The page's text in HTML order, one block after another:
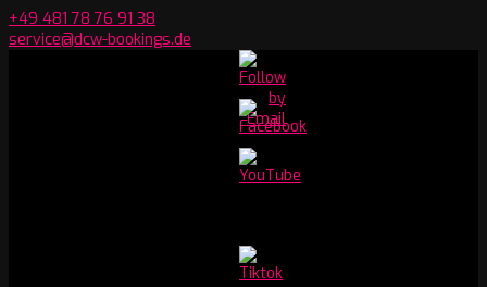
Skip
to
+49 481 78 76 91 38
service@dcw-bookings.de
Youtube
Channel